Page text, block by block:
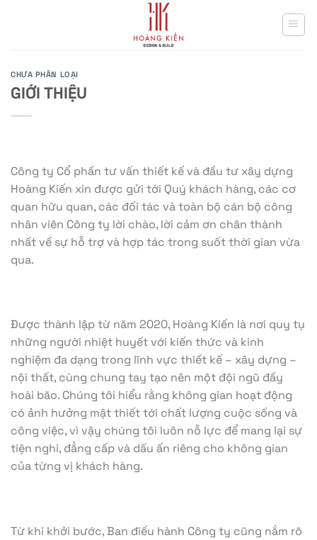
CHƯA PHÂN LOẠI
GIỚI THIỆU
Công ty Cổ phần tư vấn thiết kế và đầu tư xây dựng
Hoàng Kiến xin được gửi tới Quý khách hàng, các cơ
quan hữu quan, các đối tác và toàn bộ cán bộ công
nhân viên Công ty lời chào, lời cảm ơn chân thành
nhất về sự hỗ trợ và hợp tác trong suốt thời gian vừa
qua.
Được thành lập từ năm 2020, Hoàng Kiến là nơi quy tụ
những người nhiệt huyết với kiến thức và kinh
nghiệm đa dạng trong lĩnh vực thiết kế – xây dựng –
nội thất, cùng chung tay tạo nên một đội ngũ đầy
hoài bão. Chúng tôi hiểu rằng không gian hoạt động
có ảnh hưởng mật thiết tới chất lượng cuộc sống và
công việc, vì vậy chúng tôi luôn nỗ lực để mang lại sự
tiện nghi, đẳng cấp và dấu ấn riêng cho không gian
của từng vị khách hàng.
Từ khi khởi bước, Ban điều hành Công ty cũng nắm rõ